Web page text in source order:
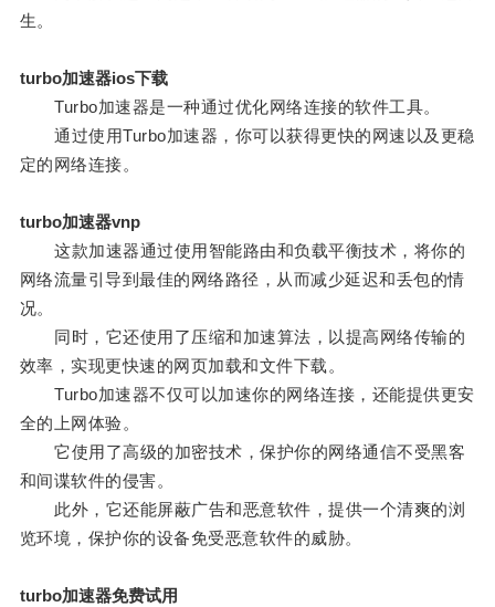
生。
turbo加速器ios下载
Turbo加速器是一种通过优化网络连接的软件工具。
通过使用Turbo加速器，你可以获得更快的网速以及更稳
定的网络连接。
turbo加速器vnp
这款加速器通过使用智能路由和负载平衡技术，将你的
网络流量引导到最佳的网络路径，从而减少延迟和丢包的情
况。
同时，它还使用了压缩和加速算法，以提高网络传输的
效率，实现更快速的网页加载和文件下载。
Turbo加速器不仅可以加速你的网络连接，还能提供更安
全的上网体验。
它使用了高级的加密技术，保护你的网络通信不受黑客
和间谍软件的侵害。
此外，它还能屏蔽广告和恶意软件，提供一个清爽的浏
览环境，保护你的设备免受恶意软件的威胁。
turbo加速器免费试用